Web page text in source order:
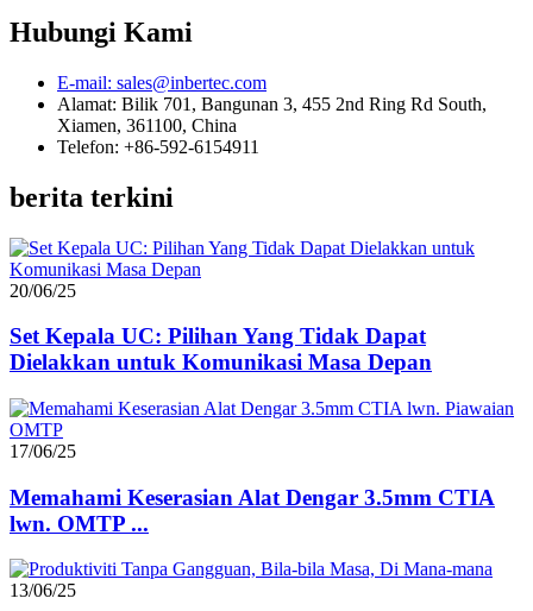
Hubungi Kami
E-mail: sales@inbertec.com
Alamat: Bilik 701, Bangunan 3, 455 2nd Ring Rd South,
Xiamen, 361100, China
Telefon: +86-592-6154911
berita terkini
20/06/25
Set Kepala UC: Pilihan Yang Tidak Dapat
Dielakkan untuk Komunikasi Masa Depan
17/06/25
Memahami Keserasian Alat Dengar 3.5mm CTIA
lwn. OMTP ...
13/06/25